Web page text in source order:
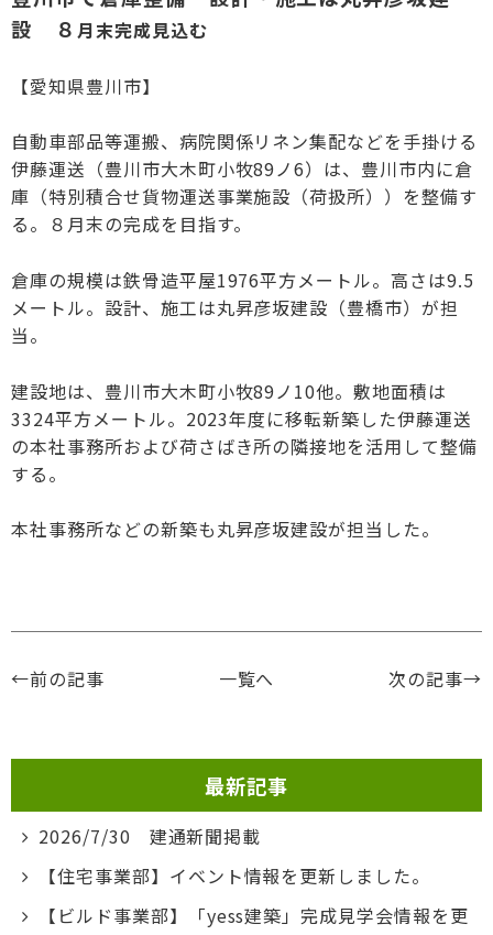
設 ８ 月末完成見込む
【愛知県豊川市】
自動車部品等運搬、病院関係リネン集配などを手掛ける
伊藤運送（豊川市大木町小牧89ノ6）は、豊川市内に倉
庫（特別積合せ貨物運送事業施設（荷扱所））を整備す
る。８月末の完成を目指す。
倉庫の規模は鉄骨造平屋1976平方メートル。高さは9.5
メートル。設計、施工は丸昇彦坂建設（豊橋市）が担
当。
建設地は、豊川市大木町小牧89ノ10他。敷地面積は
3324平方メートル。2023年度に移転新築した伊藤運送
の本社事務所および荷さばき所の隣接地を活用して整備
する。
本社事務所などの新築も丸昇彦坂建設が担当した。
←前の記事 一覧へ 次の記事→
最新記事
2026/7/30 建通新聞掲載
【住宅事業部】イベント情報を更新しました。
【ビルド事業部】「yess建築」完成見学会情報を更